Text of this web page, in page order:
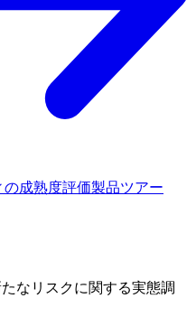
成熟度評価製品ツアー
なリスクに関する実態調